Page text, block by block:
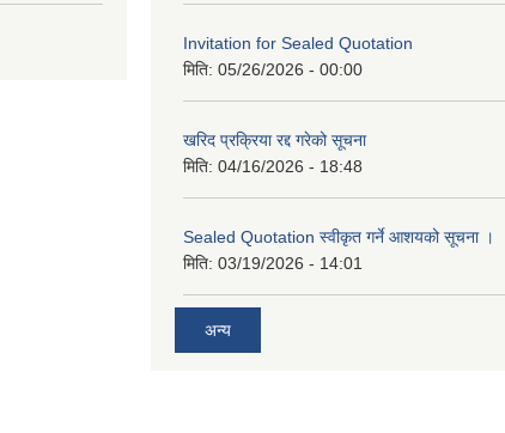
Invitation for Sealed Quotation
मिति: 05/26/2026 - 00:00
खरिद प्रक्रिया रद्द गरेको सूचना
मिति: 04/16/2026 - 18:48
Sealed Quotation स्वीकृत गर्ने आशयको सूचना ।
मिति: 03/19/2026 - 14:01
अन्य